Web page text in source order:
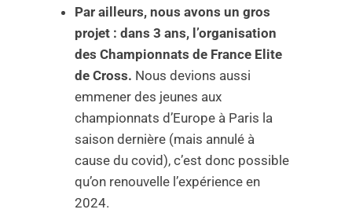
Par ailleurs, nous avons un gros
projet : dans 3 ans, l’organisation
des Championnats de France Elite
de Cross. Nous devions aussi
emmener des jeunes aux
championnats d’Europe à Paris la
saison dernière (mais annulé à
cause du covid), c’est donc possible
qu’on renouvelle l’expérience en
2024.